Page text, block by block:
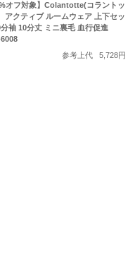
オフ対象】Colantotte(コラントッ
アクティブ ルームウェア 上下セッ
分袖 10分丈 ミニ裏毛 血行促進
参考上代
5,728円